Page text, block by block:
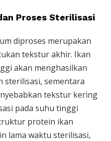
Proses Sterilisasi
diproses merupakan
tekstur akhir. Ikan
akan menghasilkan
sterilisasi, sementara
tekstur kering
pada suhu tinggi
protein ikan
lama waktu sterilisasi,